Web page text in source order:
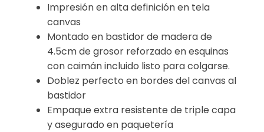
Impresión en alta definición en tela
canvas
Montado en bastidor de madera de
4.5cm de grosor reforzado en esquinas
con caimán incluido listo para colgarse.
Doblez perfecto en bordes del canvas al
bastidor
Empaque extra resistente de triple capa
y asegurado en paquetería